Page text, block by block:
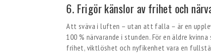
6. Frigör känslor av frihet och
Att sväva i luften – utan att falla – är en
100 % närvarande i stunden. För en äldre
frihet, viktlöshet och nyfikenhet vara en